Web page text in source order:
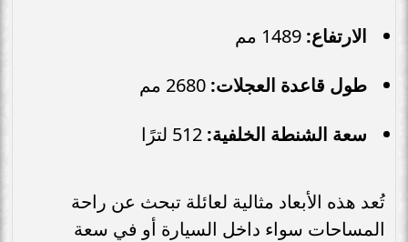
الارتفاع:
طول قاعدة العجلات:
سعة الشنطة الخلفية:
تُعد هذه الأبعاد مثالية لعائلة تبحث عن راحة
المساحات سواء داخل السيارة أو في سعة